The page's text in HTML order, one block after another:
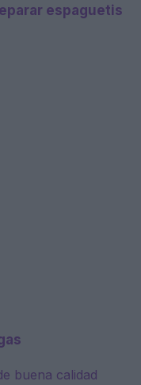
espaguetis
buena calidad